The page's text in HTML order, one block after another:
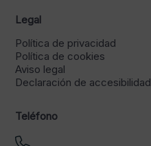
Legal
Política de privacidad
Política de cookies
Aviso legal
Declaración de accesibilidad
Teléfono